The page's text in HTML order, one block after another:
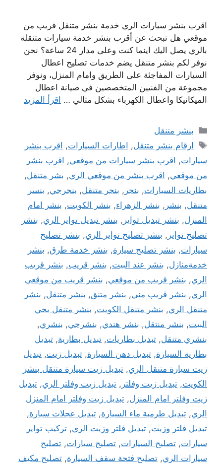
اقرب بنشر سيارات الري خدمة بنشر متنقل فريب من
موقعي هل تبحث عن أقرب بنشر خدمة سيارات متنقلة
بالري يصل اليك اينما كنت وعلى مدار 24 ساعة؟ نحن
نوفر لكم بنشر متنقل يضم خدمات تصليح اعطال
السيارات المفاجئة على الطريق وامام المنزل، ونوفر
مجموعة من الفنيين المتخصصين في صيانة اعطال
الميكانيكا واعطال الكهرباء بشكل مثالي … اقرأ المزيد
التصنيفات
بنشر متنقل
الوسوم
ارقام بنشر متنقل, اطارات السيارات, اقرب بنشر
سيارات, اقرب بنشر سيارات من موقعي, اقرب بنشر
من موقعي, اقرب بنشر من موقعي الري, بشر متنقل,
بطاريات السيارات, بنجر , بنجر متنقل, بنجرجي, بنسر
متنقل, بنشر , بنشر الزهراء, بنشر الكويت, بنشر امام
المنزل, بنشر تبديل تواير , بنشر تبديل تواير الري, بنشر
تصليح تواير , بنشر تصليح تواير الري, بنشر تصليح
سيارات, بنشر تصليح سيارة, بنشر خدمة طرق, بنشر
خدمةمنازل, بنشر عند البيت, بنشر قريب, بنشر قريب
الري, بنشر قريب من موقعي, بنشر قريب من موقعي
الري, بنشر قريب مني, بنشر متنق, بنشر متنقل, بنشر
متنقل الري, بنشر متنقل الكويت, بنشر متنقل يجي
البيت, بنشر منتقل, بنشر هندي, بنشرجي, بنشري,
بنشري متنقل, تبديل بطاريات, تبديل بطارية, تبديل
بطارية السيارة, تبديل دهن السيارة, تبديل زيت, تبديل
زيت سيارة متنقل الري, تبديل زيت سيارة متنقل بنشر
الكويت, تبديل زيت وفلتر , تبديل زيت وفلتر الري, تبديل
زيت وفلتر امام المنزل, تبديل زيت وفلتر امام المنزل
الري, تبديل طرمبة ماء السيارة, تبديل عجلات سيارة,
تبديل فلتر وزيت, تبديل فلتر وزيت الري, تركيب تواير
سيارات, تصليح السيارات, تصليح سيارات, تصليح
سيارات الري, تصليح فتحة سقف السيارة, تصليح مكيف